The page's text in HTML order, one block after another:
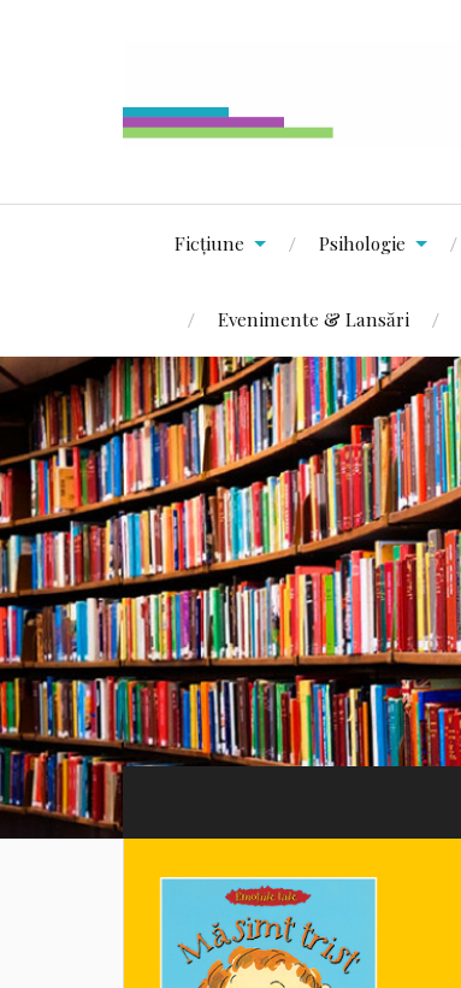
Ficțiune Psihologie
Evenimente & Lansări